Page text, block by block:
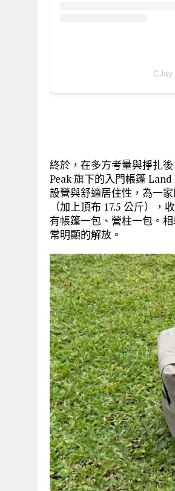
CJay
終於，在多方考量與掙扎
Peak 旗下的入門帳篷
設營與舒適居住性，為一
（加上頂布 17.5 公斤）
有帳篷一包、營柱一包。
常明顯的解放。